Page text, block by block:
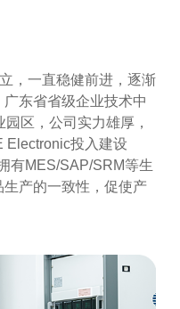
一直稳健前进，逐渐
东省省级企业技术中
区，公司实力雄厚，
Electronic投入建设
有MES/SAP/SRM等生
产的一致性，促使产